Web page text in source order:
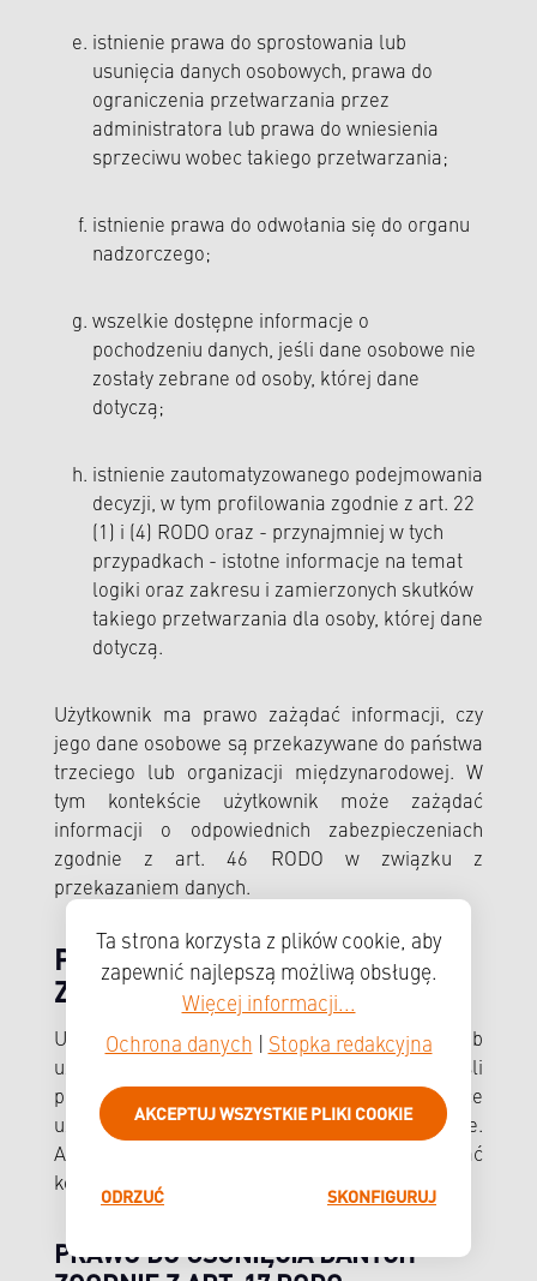
istnienie prawa do sprostowania lub
usunięcia danych osobowych, prawa do
ograniczenia przetwarzania przez
administratora lub prawa do wniesienia
sprzeciwu wobec takiego przetwarzania;
istnienie prawa do odwołania się do organu
nadzorczego;
wszelkie dostępne informacje o
pochodzeniu danych, jeśli dane osobowe nie
zostały zebrane od osoby, której dane
dotyczą;
istnienie zautomatyzowanego podejmowania
decyzji, w tym profilowania zgodnie z art. 22
(1) i (4) RODO oraz - przynajmniej w tych
przypadkach - istotne informacje na temat
logiki oraz zakresu i zamierzonych skutków
takiego przetwarzania dla osoby, której dane
dotyczą.
Użytkownik ma prawo zażądać informacji, czy
jego dane osobowe są przekazywane do państwa
trzeciego lub organizacji międzynarodowej. W
tym kontekście użytkownik może zażądać
informacji o odpowiednich zabezpieczeniach
zgodnie z art. 46 RODO w związku z
przekazaniem danych.
PRAWO DO SPROSTOWANIA
ZGODNIE Z ART. 16 RODO
Użytkownik ma prawo do sprostowania i/lub
uzupełnienia wobec administratora, jeśli
przetwarzane dane osobowe dotyczące
użytkownika są nieprawidłowe lub niekompletne.
Administrator musi niezwłocznie dokonać
korekty.
PRAWO DO USUNIĘCIA DANYCH
Ta strona korzysta z plików cookie, aby
zapewnić najlepszą możliwą obsługę.
Więcej informacji...
Ochrona danych
Stopka redakcyjna
AKCEPTUJ WSZYSTKIE PLIKI COOKIE
ODRZUĆ SKONFIGURUJ